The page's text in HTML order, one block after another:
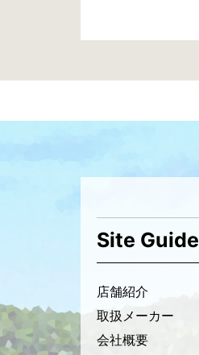
ナ
ビ
ー
シ
ョ
Site Guide
店舗紹介
取扱メーカー
会社概要